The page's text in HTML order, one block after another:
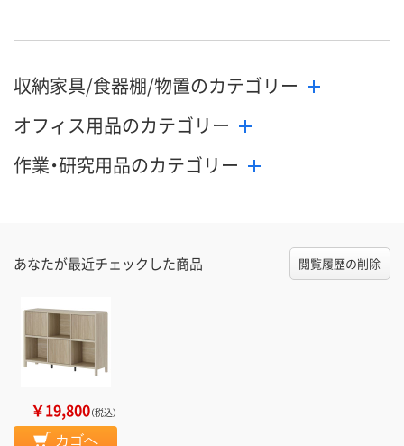
収納家具/食器棚/物置のカテゴリー
オフィス用品のカテゴリー
作業・研究用品のカテゴリー
あなたが最近チェックした商品 閲覧履歴の削除
￥19,800（税込）
カゴへ